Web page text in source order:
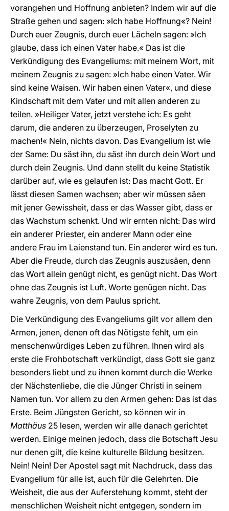
vorangehen und Hoffnung anbieten? Indem wir auf die
Straße gehen und sagen: »Ich habe Hoffnung«? Nein!
Durch euer Zeugnis, durch euer Lächeln sagen: »Ich
glaube, dass ich einen Vater habe.« Das ist die
Verkündigung des Evangeliums: mit meinem Wort, mit
meinem Zeugnis zu sagen: »Ich habe einen Vater. Wir
sind keine Waisen. Wir haben einen Vater«, und diese
Kindschaft mit dem Vater und mit allen anderen zu
teilen. »Heiliger Vater, jetzt verstehe ich: Es geht
darum, die anderen zu überzeugen, Proselyten zu
machen!« Nein, nichts davon. Das Evangelium ist wie
der Same: Du säst ihn, du säst ihn durch dein Wort und
durch dein Zeugnis. Und dann stellt du keine Statistik
darüber auf, wie es gelaufen ist: Das macht Gott. Er
lässt diesen Samen wachsen; aber wir müssen säen
mit jener Gewissheit, dass er das Wasser gibt, dass er
das Wachstum schenkt. Und wir ernten nicht: Das wird
ein anderer Priester, ein anderer Mann oder eine
andere Frau im Laienstand tun. Ein anderer wird es tun.
Aber die Freude, durch das Zeugnis auszusäen, denn
das Wort allein genügt nicht, es genügt nicht. Das Wort
ohne das Zeugnis ist Luft. Worte genügen nicht. Das
wahre Zeugnis, von dem Paulus spricht.
Die Verkündigung des Evangeliums gilt vor allem den
Armen, jenen, denen oft das Nötigste fehlt, um ein
menschenwürdiges Leben zu führen. Ihnen wird als
erste die Frohbotschaft verkündigt, dass Gott sie ganz
besonders liebt und zu ihnen kommt durch die Werke
der Nächstenliebe, die die Jünger Christi in seinem
Namen tun. Vor allem zu den Armen gehen: Das ist das
Erste. Beim Jüngsten Gericht, so können wir in
Matthäus 25 lesen, werden wir alle danach gerichtet
werden. Einige meinen jedoch, dass die Botschaft Jesu
nur denen gilt, die keine kulturelle Bildung besitzen.
Nein! Nein! Der Apostel sagt mit Nachdruck, dass das
Evangelium für alle ist, auch für die Gelehrten. Die
Weisheit, die aus der Auferstehung kommt, steht der
menschlichen Weisheit nicht entgegen, sondern im